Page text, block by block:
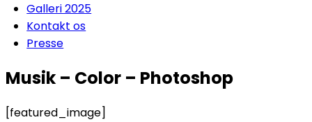
Galleri 2025
Kontakt os
Presse
Musik – Color – Photoshop
[featured_image]